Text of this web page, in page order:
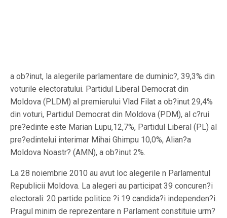
a ob?inut, la alegerile parlamentare de duminic?, 39,3% din
voturile electoratului. Partidul Liberal Democrat din
Moldova (PLDM) al premierului Vlad Filat a ob?inut 29,4%
din voturi, Partidul Democrat din Moldova (PDM), al c?rui
pre?edinte este Marian Lupu,12,7%, Partidul Liberal (PL) al
pre?edintelui interimar Mihai Ghimpu 10,0%, Alian?a
Moldova Noastr? (AMN), a ob?inut 2%.
La 28 noiembrie 2010 au avut loc alegerile n Parlamentul
Republicii Moldova. La alegeri au participat 39 concuren?i
electorali: 20 partide politice ?i 19 candida?i independen?i.
Pragul minim de reprezentare n Parlament constituie urm?